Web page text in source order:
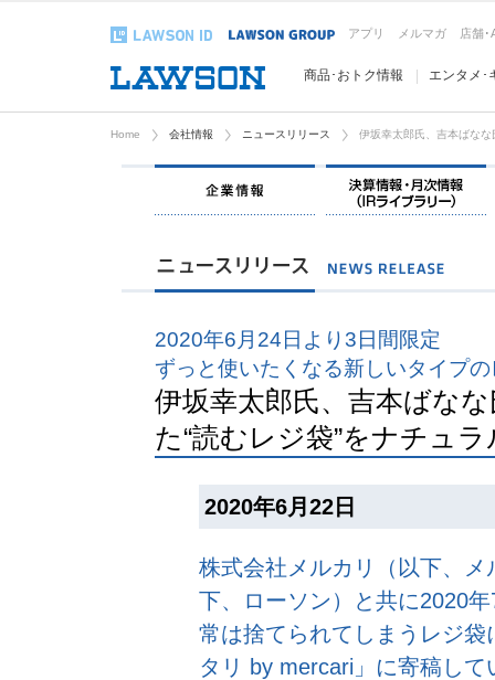
アプリ メルマガ 店舗･
商品･おトク情報 エンタメ･
Home 会社情報 ニュースリリース 伊坂幸太郎氏、吉本ばなな
企業情報
2020年6月24日より3日間限定
ずっと使いたくなる新しいタイプ
伊坂幸太郎氏、吉本ばな
た“読むレジ袋”をナチュ
2020年6月22日
株式会社メルカリ（以下、
下、ローソン）と共に2020
常は捨てられてしまうレジ
タリ by mercari」に寄稿し